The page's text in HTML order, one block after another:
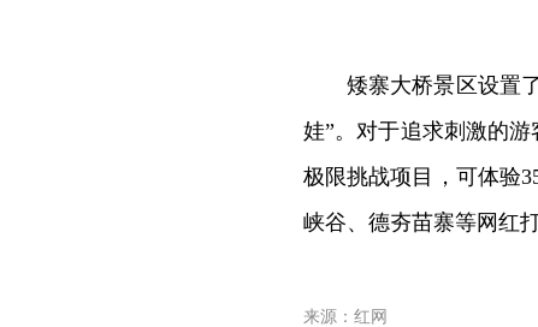
矮寨大桥景区设置
娃”。对于追求刺激的
极限挑战项目，可体验
峡谷、德夯苗寨等网红
来源：红网